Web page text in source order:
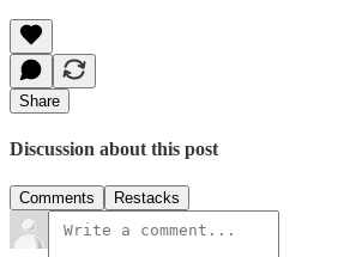
Share
Discussion about this post
Comments Restacks